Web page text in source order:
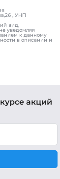
, УНП
вид,
уведомляя
к данному
в описании и
акций